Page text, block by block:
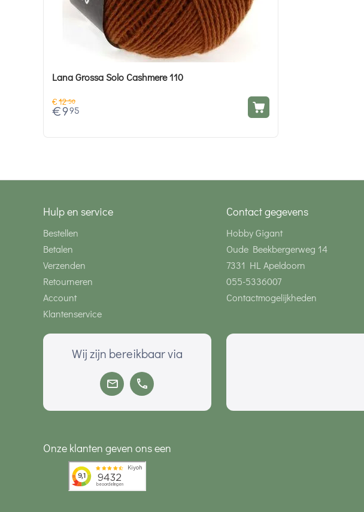
Lana Grossa Solo Cashmere 110
€12 50
€9 95
Hulp en service
Bestellen
Betalen
Verzenden
Retourneren
Account
Klantenservice
Contact gegevens
Hobby Gigant
Oude Beekbergerweg 14
7331 HL Apeldoorn
055-5336007
Contactmogelijkheden
Wij zijn bereikbaar via
Onze klanten geven ons een